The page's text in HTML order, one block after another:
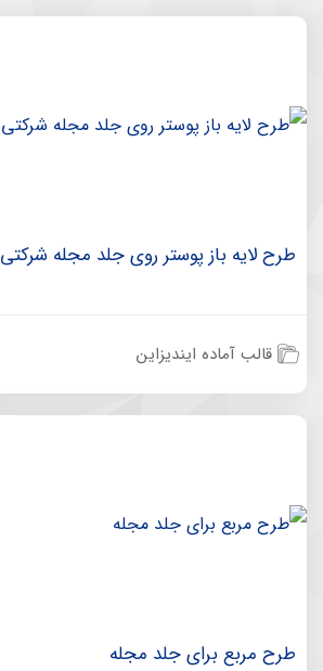
طرح لایه باز پوستر روی جلد مجله شرکتی
قالب آماده ایندیزاین
طرح مربع برای جلد مجله